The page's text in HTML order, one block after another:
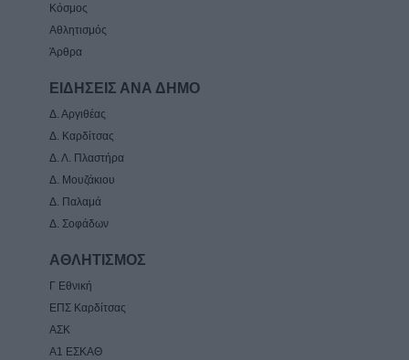
Κόσμος
Αθλητισμός
Άρθρα
ΕΙΔΗΣΕΙΣ ΑΝΑ ΔΗΜΟ
Δ. Αργιθέας
Δ. Καρδίτσας
Δ. Λ. Πλαστήρα
Δ. Μουζάκιου
Δ. Παλαμά
Δ. Σοφάδων
ΑΘΛΗΤΙΣΜΟΣ
Γ Εθνική
ΕΠΣ Καρδίτσας
ΑΣΚ
Α1 ΕΣΚΑΘ